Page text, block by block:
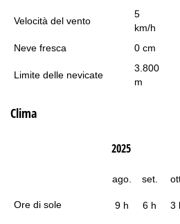
Velocità del vento
5
km/h
Neve fresca
0 cm
Limite delle nevicate
3.800
m
Clima
Ore di sole
2025
ago. set.
9 h 6 h 3